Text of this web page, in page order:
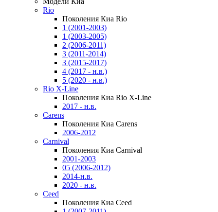
Rio
Поколения Киа Rio
1 (2001-2003)
1 (2003-2005)
2 (2006-2011)
3 (2011-2014)
3 (2015-2017)
4 (2017 - н.в.)
5 (2020 - н.в.)
Rio X-Line
Поколения Киа Rio X-Line
2017 - н.в.
Carens
Поколения Киа Carens
2006-2012
Carnival
Поколения Киа Carnival
2001-2003
05 (2006-2012)
2014-н.в.
2020 - н.в.
Ceed
Поколения Киа Ceed